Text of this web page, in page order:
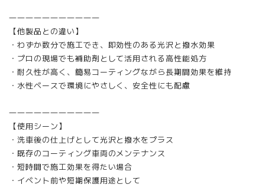
―――――――――――
【他製品との違い】
・わずか数分で施工でき、即効性のある光沢と撥水効果
・プロの現場でも補助剤として活用される高性能処方
・耐久性が高く、簡易コーティングながら長期間効果を維持
・水性ベースで環境にやさしく、安全性にも配慮
―――――――――――
【使用シーン】
・洗車後の仕上げとして光沢と撥水をプラス
・既存のコーティング車両のメンテナンス
・短時間で施工効果を得たい場合
・イベント前や短期保護用途として